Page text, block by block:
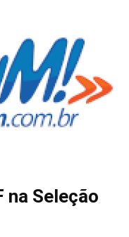
na Seleção